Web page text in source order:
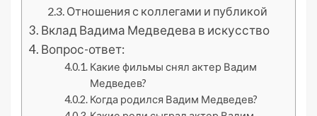
Отношения с коллегами и публикой
Вклад Вадима Медведева в искусство
Вопрос-ответ:
Какие фильмы снял актер Вадим
Медведев?
Когда родился Вадим Медведев?